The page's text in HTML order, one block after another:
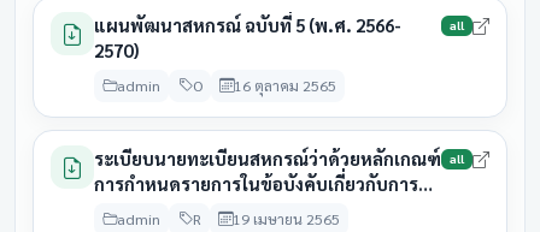
กลุ่มเกษตรกรทำนาหนองไผ่
31
2569
28 สิงหาคม
กลุ่มเกษตรกรทำไร่ยางหวาย
31
มีนาคม
2569
28 สิงหาคม
2569
รอดำเนิน
31
แผนพัฒนาสหกรณ์ ฉบับที่ 5 (พ.ศ. 2566-
2570)
admin O 16 ตุลาคม 2565
all
ระเบียบนายทะเบียนสหกรณ์ว่าด้วยหลักเกณฑ์
การกำหนดรายการในข้อบังคับเกี่ยวกับการ
จ่ายคืนค่าหุ้นบางส่วนของสมาชิก
admin R 19 เมษายน 2565
all